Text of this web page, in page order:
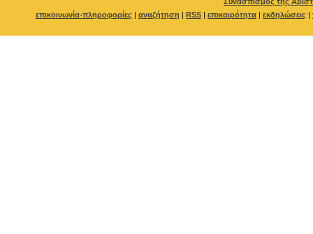
επικοινωνία-πληροφορίες | αναζήτηση | RSS | επικαιρότητα | εκδηλώσεις |